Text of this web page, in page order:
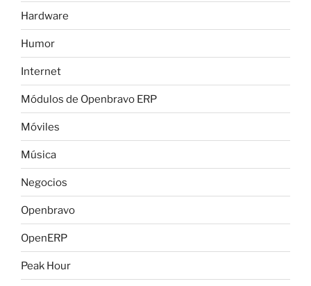
Hardware
Humor
Internet
Módulos de Openbravo ERP
Móviles
Música
Negocios
Openbravo
OpenERP
Peak Hour